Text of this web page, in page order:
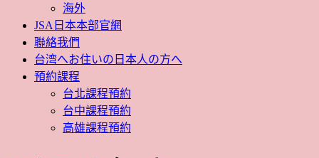
海外
JSA日本本部官網
聯絡我們
台湾へお住いの日本人の方へ
預約課程
台北課程預約
台中課程預約
高雄課程預約